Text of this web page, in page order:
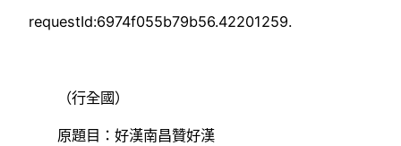
requestId:6974f055b79b56.42201259.
（行全國）
原題目：好漢南昌贊好漢